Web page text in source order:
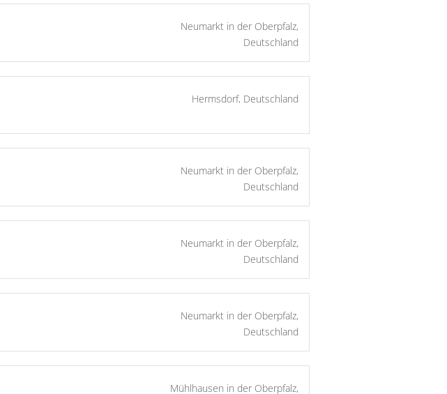
Neumarkt in der Oberpfalz,
Deutschland
Hermsdorf, Deutschland
Neumarkt in der Oberpfalz,
Deutschland
Neumarkt in der Oberpfalz,
Deutschland
Neumarkt in der Oberpfalz,
Deutschland
Mühlhausen in der Oberpfalz,